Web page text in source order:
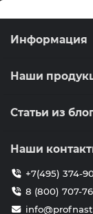
Информация
Наши
Статьи из
Наши
+7(495) 374-
8 (800) 707-